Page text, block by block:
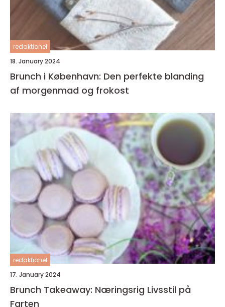
redaktionel
18. January 2024
Brunch i København: Den perfekte blanding
af morgenmad og frokost
redaktionel
17. January 2024
Brunch Takeaway: Næringsrig Livsstil på
Farten